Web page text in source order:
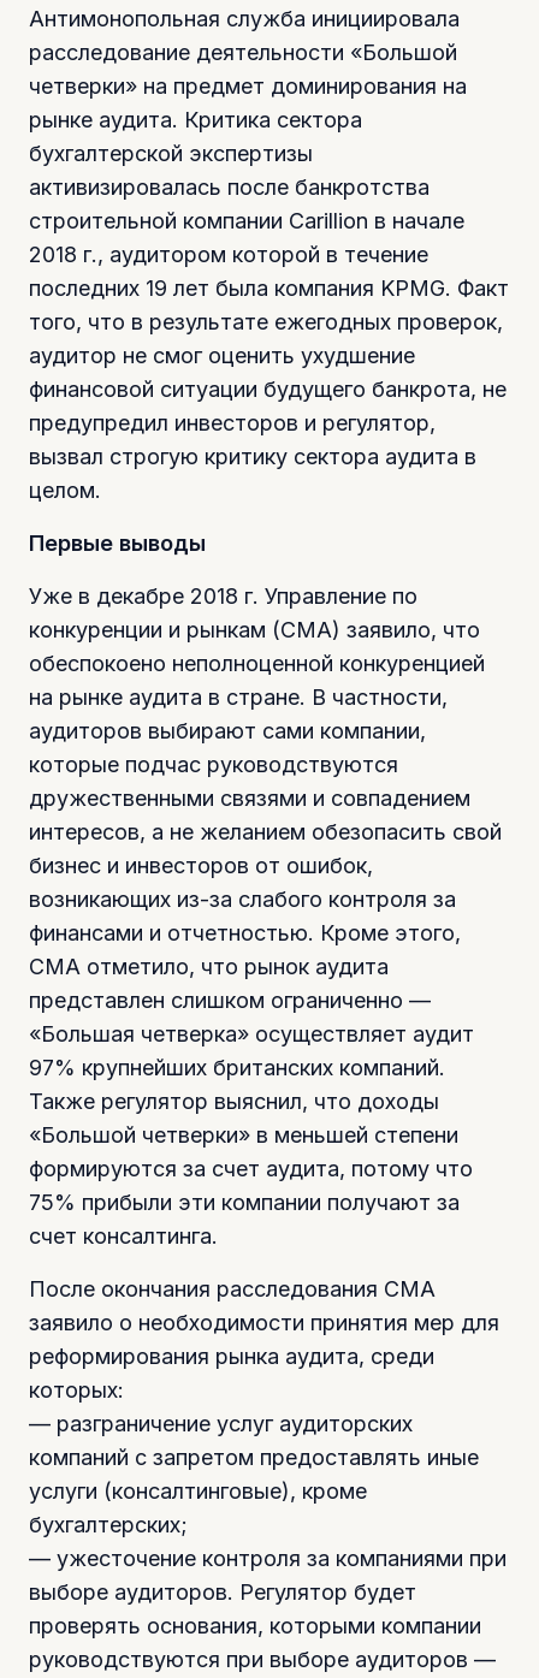
Антимонопольная служба инициировала
расследование деятельности «Большой
четверки» на предмет доминирования на
рынке аудита. Критика сектора
бухгалтерской экспертизы
активизировалась после банкротства
строительной компании Carillion в начале
2018 г., аудитором которой в течение
последних 19 лет была компания KPMG. Факт
того, что в результате ежегодных проверок,
аудитор не смог оценить ухудшение
финансовой ситуации будущего банкрота, не
предупредил инвесторов и регулятор,
вызвал строгую критику сектора аудита в
целом.
Первые выводы
Уже в декабре 2018 г. Управление по
конкуренции и рынкам (СМА) заявило, что
обеспокоено неполноценной конкуренцией
на рынке аудита в стране. В частности,
аудиторов выбирают сами компании,
которые подчас руководствуются
дружественными связями и совпадением
интересов, а не желанием обезопасить свой
бизнес и инвесторов от ошибок,
возникающих из-за слабого контроля за
финансами и отчетностью. Кроме этого,
СМА отметило, что рынок аудита
представлен слишком ограниченно —
«Большая четверка» осуществляет аудит
97% крупнейших британских компаний.
Также регулятор выяснил, что доходы
«Большой четверки» в меньшей степени
формируются за счет аудита, потому что
75% прибыли эти компании получают за
счет консалтинга.
После окончания расследования СМА
заявило о необходимости принятия мер для
реформирования рынка аудита, среди
которых:
— разграничение услуг аудиторских
компаний с запретом предоставлять иные
услуги (консалтинговые), кроме
бухгалтерских;
— ужесточение контроля за компаниями при
выборе аудиторов. Регулятор будет
проверять основания, которыми компании
руководствуются при выборе аудиторов —